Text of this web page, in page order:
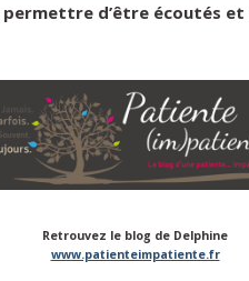
d’être écoutés
Retrouvez le blog de Delphine
www.patienteimpatiente.fr